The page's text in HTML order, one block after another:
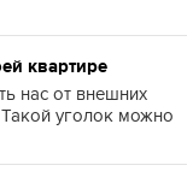
квартире
нас от внешних
уголок можно